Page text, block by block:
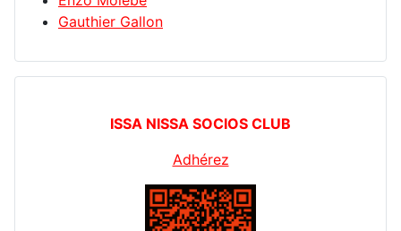
Gauthier Gallon
ISSA NISSA SOCIOS CLUB
Adhérez